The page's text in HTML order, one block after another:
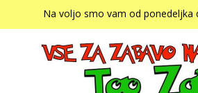
Na voljo smo vam od ponedeljka